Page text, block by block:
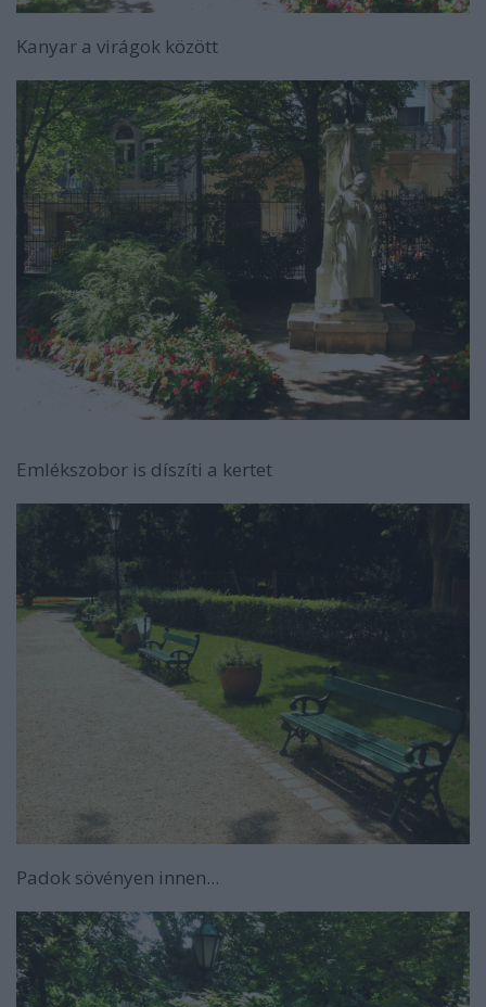
Kanyar a virágok között
Emlékszobor is díszíti a kertet
Padok sövényen innen...